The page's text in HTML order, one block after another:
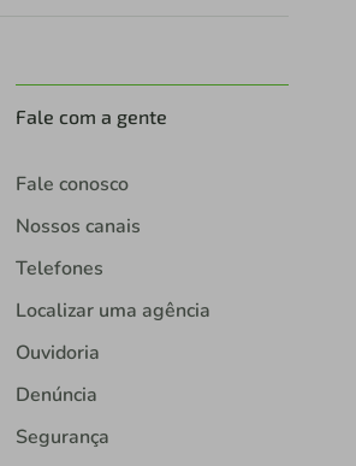
Fale com a gente
Fale conosco
Nossos canais
Telefones
Localizar uma agência
Ouvidoria
Denúncia
Segurança